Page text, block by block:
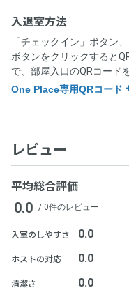
入退室方法
「チェックイン」ボタン
ボタンをクリックすると
で、部屋入口のQRコード
One Place専用QRコード
い。
レビュー
平均総合評価
0.0 / 0件のレビュー
入室のしやすさ 0.0
ホストの対応 0.0
清潔さ 0.0